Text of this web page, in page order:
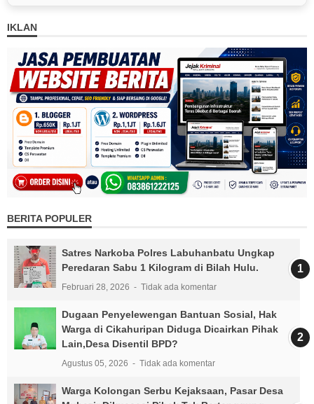
IKLAN
BERITA POPULER
Satres Narkoba Polres Labuhanbatu Ungkap
Peredaran Sabu 1 Kilogram di Bilah Hulu.
Februari 28, 2026 Tidak ada komentar
Dugaan Penyelewengan Bantuan Sosial, Hak
Warga di Cikahuripan Diduga Dicairkan Pihak
Lain,Desa Disentil BPD?
Agustus 05, 2026 Tidak ada komentar
Warga Kolongan Serbu Kejaksaan, Pasar Desa